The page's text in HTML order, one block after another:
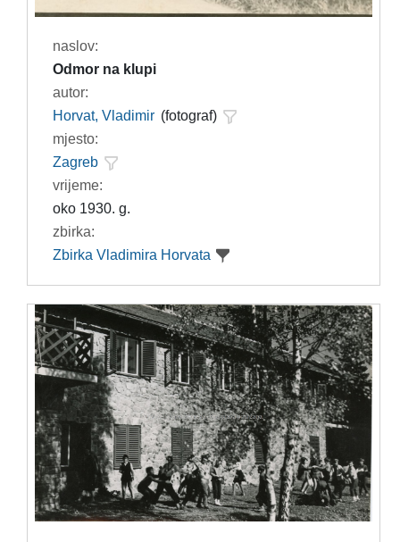
naslov:
Odmor na klupi
autor:
Horvat, Vladimir (fotograf)
mjesto:
Zagreb
vrijeme:
oko 1930. g.
zbirka:
Zbirka Vladimira Horvata